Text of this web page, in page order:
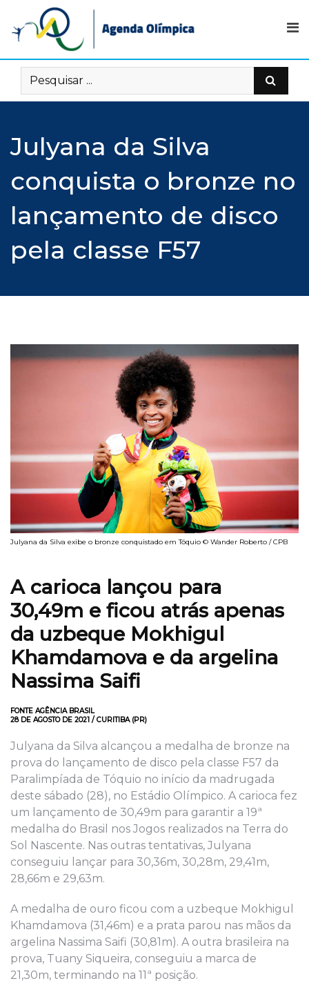
content
Julyana da Silva
conquista o bronze no
lançamento de disco
pela classe F57
Julyana da Silva exibe o bronze conquistado em Tóquio © Wander Roberto / CPB
A carioca lançou para
30,49m e ficou atrás apenas
da uzbeque Mokhigul
Khamdamova e da argelina
Nassima Saifi
FONTE AGÊNCIA BRASIL
28 DE AGOSTO DE 2021 / CURITIBA (PR)
Julyana da Silva alcançou a medalha de bronze na
prova do lançamento de disco pela classe F57 da
Paralimpíada de Tóquio no início da madrugada
deste sábado (28), no Estádio Olímpico. A carioca fez
um lançamento de 30,49m para garantir a 19ª
medalha do Brasil nos Jogos realizados na Terra do
Sol Nascente. Nas outras tentativas, Julyana
conseguiu lançar para 30,36m, 30,28m, 29,41m,
28,66m e 29,63m.
A medalha de ouro ficou com a uzbeque Mokhigul
Khamdamova (31,46m) e a prata parou nas mãos da
argelina Nassima Saifi (30,81m). A outra brasileira na
prova, Tuany Siqueira, conseguiu a marca de
21,30m, terminando na 11ª posição.